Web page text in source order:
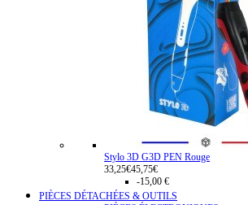
Stylo 3D G3D PEN Rouge
33,25€45,75€
-15,00 €
PIÈCES DÉTACHÉES & OUTILS